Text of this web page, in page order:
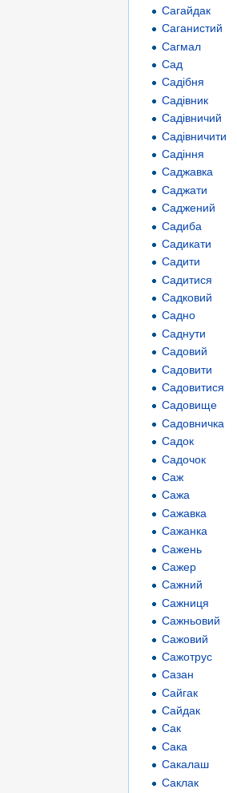
Сагайдак
Саганистий
Сагмал
Сад
Садібня
Садівник
Садівничий
Садівничити
Садіння
Саджавка
Саджати
Саджений
Садиба
Садикати
Садити
Садитися
Садковий
Садно
Саднути
Садовий
Садовити
Садовитися
Садовище
Садовничка
Садок
Садочок
Саж
Сажа
Сажавка
Сажанка
Сажень
Сажер
Сажний
Сажниця
Сажньовий
Сажовий
Сажотрус
Сазан
Сайгак
Сайдак
Сак
Сака
Сакалаш
Саклак